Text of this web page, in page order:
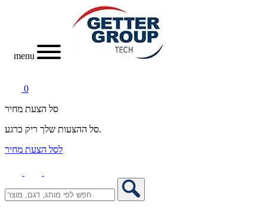
menu
0
סל הצעת מחיר
סל ההצעות שלך ריק כרגע.
לסל הצעת מחיר